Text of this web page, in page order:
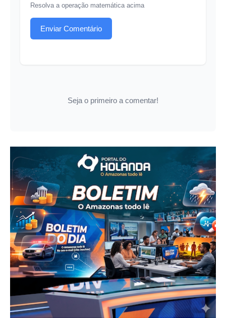
Resolva a operação matemática acima
Enviar Comentário
Seja o primeiro a comentar!